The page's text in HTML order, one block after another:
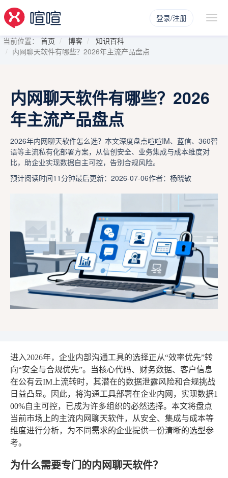
登录/注册
当前位置： 首页 博客
知识百科
内网聊天软件有哪些？2026年主流产品盘点
内网聊天软件有哪些？2026
年主流产品盘点
2026年内网聊天软件怎么选？本文深度盘点喧喧IM、蓝信、360智
语等主流私有化部署方案，从信创安全、业务集成与成本维度对
比，助企业实现数据自主可控，告别合规风险。
预计阅读时间11分钟最后更新：2026-07-06作者：杨晓敏
进入2026年，企业内部沟通工具的选择正从“效率优先”转
向“安全与合规优先”。当核心代码、财务数据、客户信息
在公有云IM上流转时，其潜在的数据泄露风险和合规挑战
日益凸显。因此，将沟通工具部署在企业内网，实现数据1
00%自主可控，已成为许多组织的必然选择。本文将盘点
当前市场上的主流内网聊天软件，从安全、集成与成本等
维度进行分析，为不同需求的企业提供一份清晰的选型参
考。
为什么需要专门的内网聊天软件？